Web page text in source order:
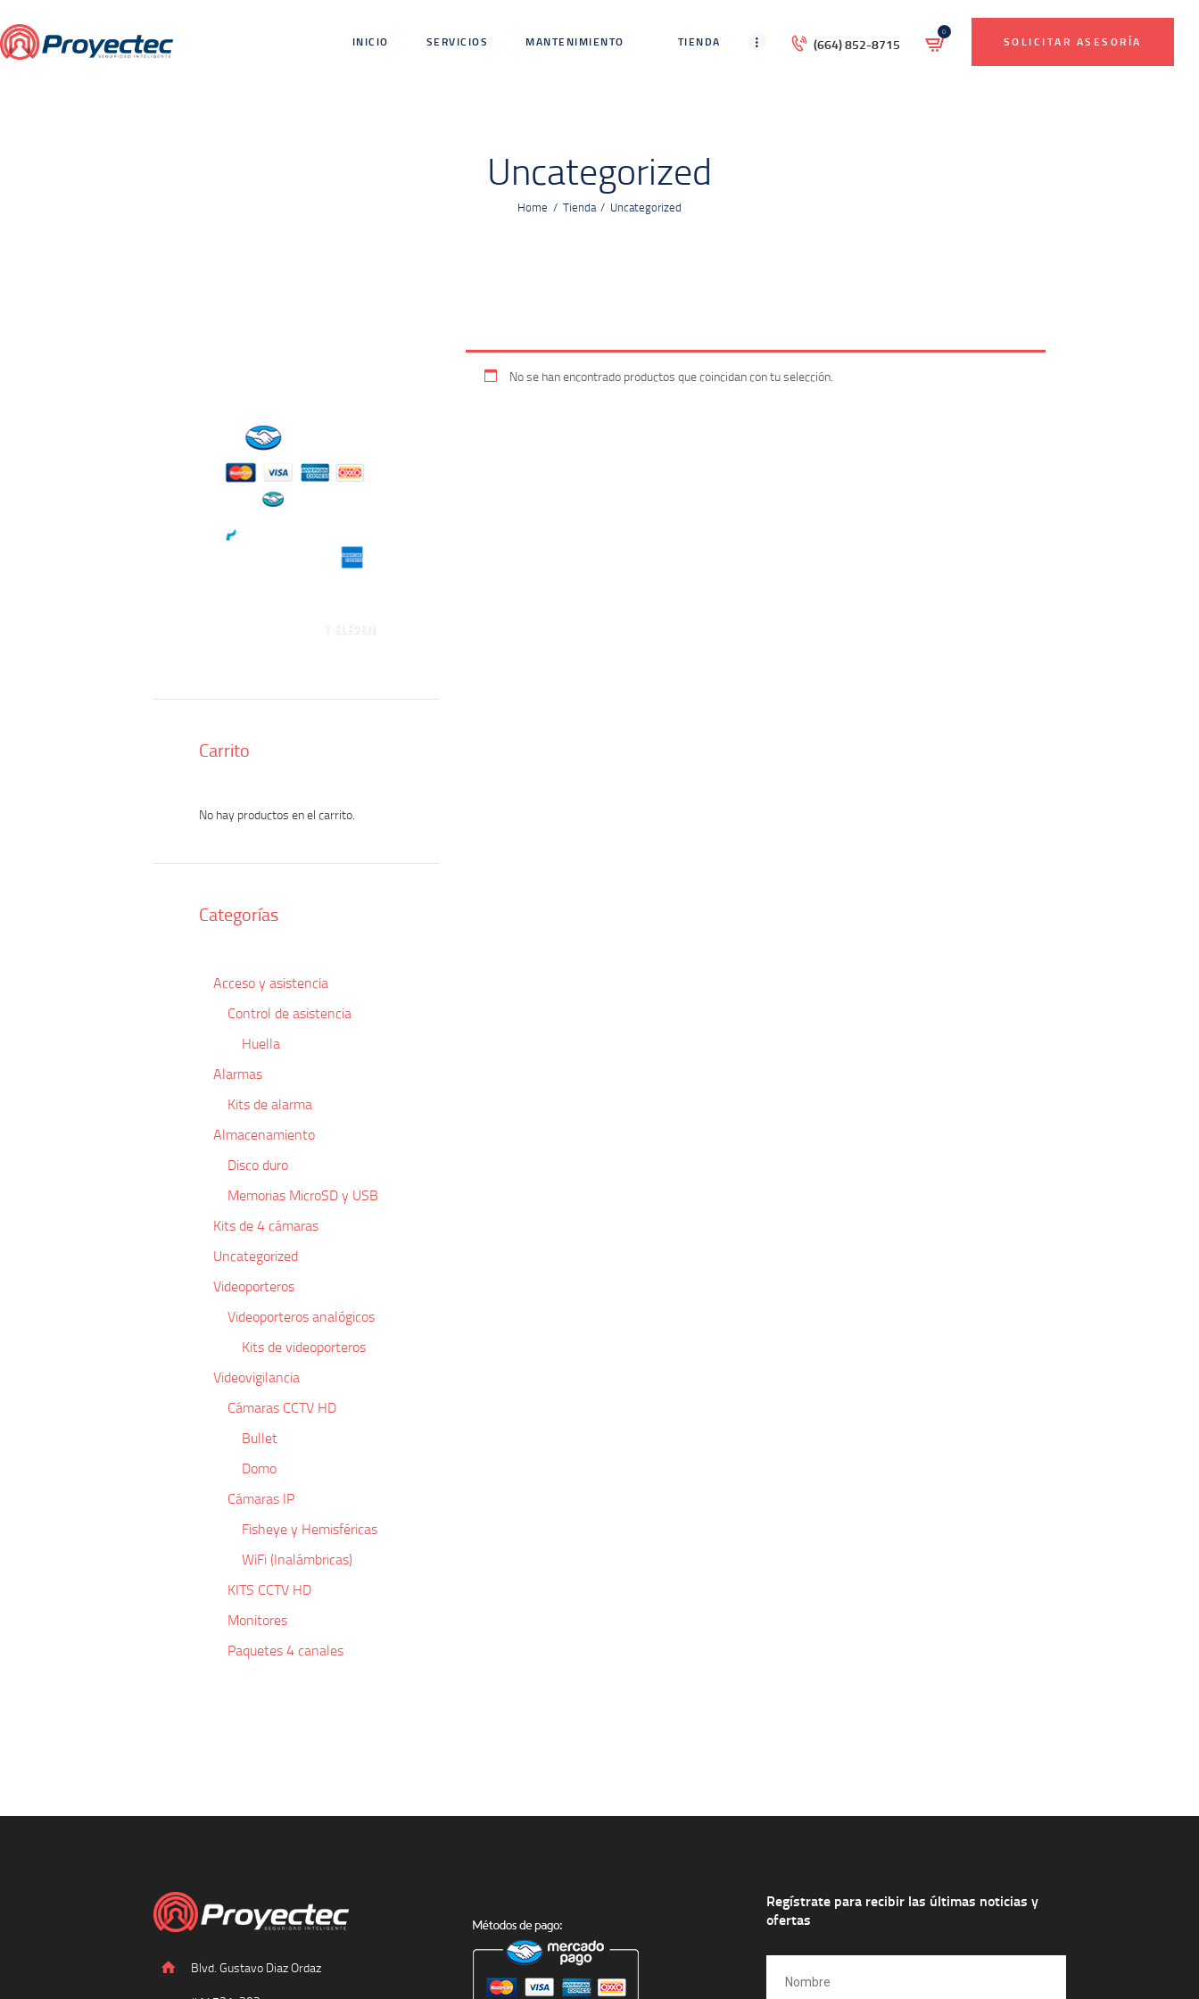
INICIO SERVICIOS MANTENIMIENTO TIENDA (664) 852-8715
0
SOLICITAR ASESORÍA
Uncategorized
Home Tienda Uncategorized
TIENDA
No se han encontrado productos que coincidan con tu selección.
Carrito
No hay productos en el carrito.
Categorías
Acceso y asistencia
Control de asistencia
Huella
Alarmas
Kits de alarma
Almacenamiento
Disco duro
Memorias MicroSD y USB
Kits de 4 cámaras
Uncategorized
Videoporteros
Videoporteros analógicos
Kits de videoporteros
Videovigilancia
Cámaras CCTV HD
Bullet
Domo
Cámaras IP
Fisheye y Hemisféricas
WiFi (Inalámbricas)
KITS CCTV HD
Monitores
Paquetes 4 canales
Blvd. Gustavo Diaz Ordaz
Regístrate para recibir las últimas noticias y
ofertas